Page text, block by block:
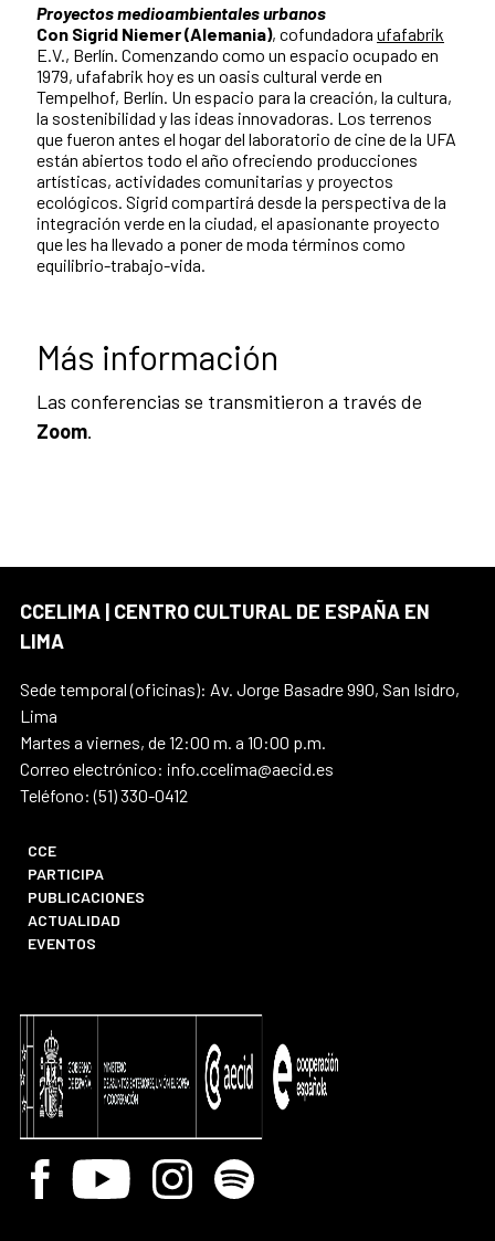
Proyectos medioambientales urbanos
Con Sigrid Niemer (Alemania), cofundadora ufafabrik
E.V., Berlín. Comenzando como un espacio ocupado en
1979, ufafabrik hoy es un oasis cultural verde en
Tempelhof, Berlín. Un espacio para la creación, la cultura,
la sostenibilidad y las ideas innovadoras. Los terrenos
que fueron antes el hogar del laboratorio de cine de la UFA
están abiertos todo el año ofreciendo producciones
artísticas, actividades comunitarias y proyectos
ecológicos. Sigrid compartirá desde la perspectiva de la
integración verde en la ciudad, el apasionante proyecto
que les ha llevado a poner de moda términos como
equilibrio-trabajo-vida.
Más información
Las conferencias se transmitieron a través de
Zoom.
CCELIMA | CENTRO CULTURAL DE ESPAÑA EN
LIMA
Sede temporal (oficinas): Av. Jorge Basadre 990, San Isidro,
Lima
Martes a viernes, de 12:00 m. a 10:00 p.m.
Correo electrónico: info.ccelima@aecid.es
Teléfono: (51) 330-0412
CCE
PARTICIPA
PUBLICACIONES
ACTUALIDAD
EVENTOS
Facebook
Youtube InstagramSpotify